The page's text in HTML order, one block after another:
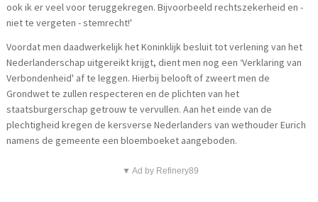
ook ik er veel voor teruggekregen. Bijvoorbeeld rechtszekerheid en -
niet te vergeten - stemrecht!'
Voordat men daadwerkelijk het Koninklijk besluit tot verlening van het
Nederlanderschap uitgereikt krijgt, dient men nog een ‘Verklaring van
Verbondenheid' af te leggen. Hierbij belooft of zweert men de
Grondwet te zullen respecteren en de plichten van het
staatsburgerschap getrouw te vervullen. Aan het einde van de
plechtigheid kregen de kersverse Nederlanders van wethouder Eurich
namens de gemeente een bloemboeket aangeboden.
▼ Ad by Refinery89